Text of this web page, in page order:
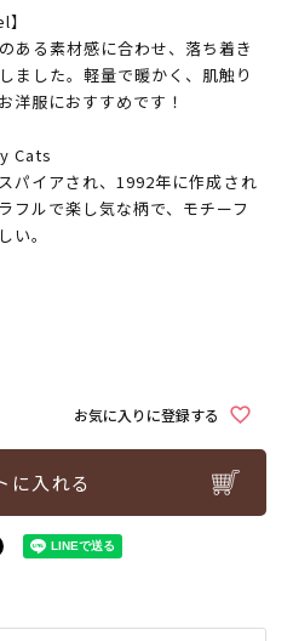
ある素材感に合わせ、落ち着き
ました。軽量で暖かく、肌触り
洋服におすすめです！
Cats
パイアされ、1992年に作成され
フルで楽し気な柄で、モチーフ
い。
お気に入りに登録する
に入れる